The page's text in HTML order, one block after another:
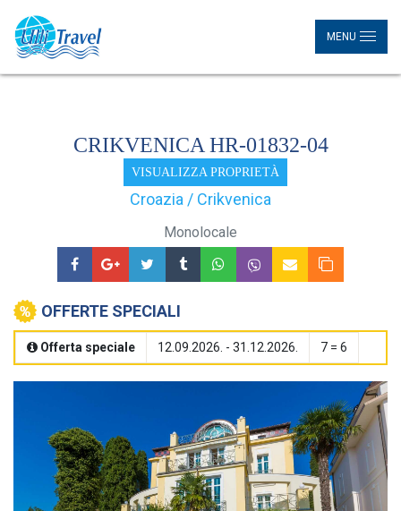
MENU
CRIKVENICA HR-01832-04
VISUALIZZA PROPRIETÀ
Croazia / Crikvenica
Monolocale
OFFERTE SPECIALI
Offerta speciale 12.09.2026. - 31.12.2026. 7 = 6